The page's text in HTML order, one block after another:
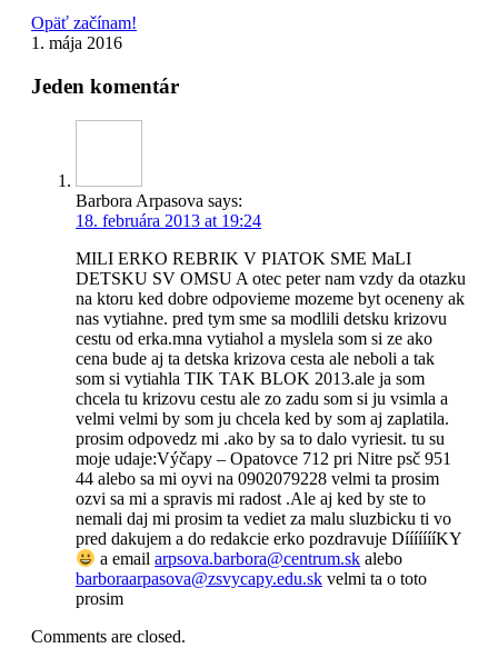
Opäť začínam!
1. mája 2016
Jeden komentár
Barbora Arpasova says:
18. februára 2013 at 19:24
MILI ERKO REBRIK V PIATOK SME MaLI
DETSKU SV OMSU A otec peter nam vzdy da otazku
na ktoru ked dobre odpovieme mozeme byt oceneny ak
nas vytiahne. pred tym sme sa modlili detsku krizovu
cestu od erka.mna vytiahol a myslela som si ze ako
cena bude aj ta detska krizova cesta ale neboli a tak
som si vytiahla TIK TAK BLOK 2013.ale ja som
chcela tu krizovu cestu ale zo zadu som si ju vsimla a
velmi velmi by som ju chcela ked by som aj zaplatila.
prosim odpovedz mi .ako by sa to dalo vyriesit. tu su
moje udaje:Výčapy – Opatovce 712 pri Nitre psč 951
44 alebo sa mi oyvi na 0902079228 velmi ta prosim
ozvi sa mi a spravis mi radost .Ale aj ked by ste to
nemali daj mi prosim ta vediet za malu sluzbicku ti vo
pred dakujem a do redakcie erko pozdravuje DíííííííKY
a emailarpsova.barbora@centrum.sk alebo
barboraarpasova@zsvycapy.edu.sk velmi ta o toto
prosim
Comments are closed.